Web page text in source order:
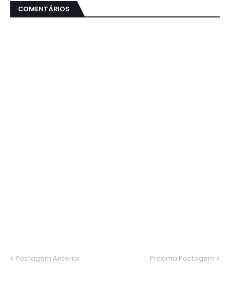
COMENTÁRIOS
Postagem Anterior Próxima Postagem